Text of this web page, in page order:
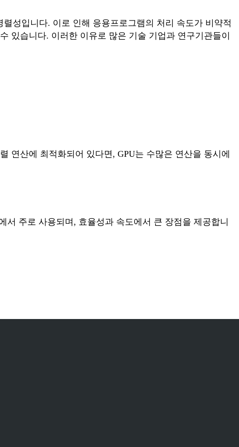
성입니다. 이로 인해 응용프로그램의 처리 속도가 비약적
있습니다. 이러한 이유로 많은 기술 기업과 연구기관들이
연산에 최적화되어 있다면, GPU는 수많은 연산을 동시에
주로 사용되며, 효율성과 속도에서 큰 장점을 제공합니